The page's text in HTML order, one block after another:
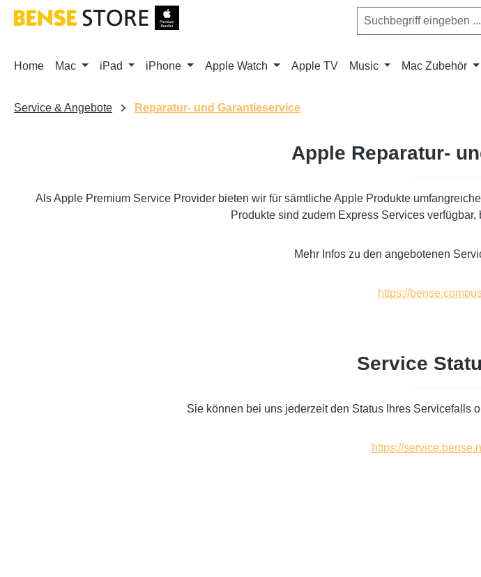
Hauptinhalt springen
Zur Suche springen
Zur Hauptnavigation springen
Home Mac iPad iPhone Apple Watch Apple TV Music Mac Zubehör
Service & Angebote Reparatur- und Garantieservice
Apple Reparatur-
Als Apple Premium Service Provider bieten wir für sämtliche Apple Produkte
Produkte sind zudem Express Services
Mehr Infos zu den angebotenen
https://
Service
Sie können bei uns jederzeit den Status Ihres Servicefalls
https://